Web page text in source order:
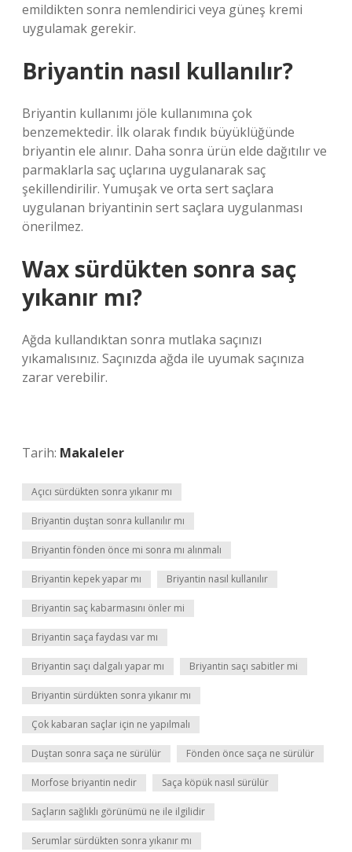
emildikten sonra nemlendirici veya güneş kremi
uygulamak gerekir.
Briyantin nasıl kullanılır?
Briyantin kullanımı jöle kullanımına çok
benzemektedir. İlk olarak fındık büyüklüğünde
briyantin ele alınır. Daha sonra ürün elde dağıtılır ve
parmaklarla saç uçlarına uygulanarak saç
şekillendirilir. Yumuşak ve orta sert saçlara
uygulanan briyantinin sert saçlara uygulanması
önerilmez.
Wax sürdükten sonra saç
yıkanır mı?
Ağda kullandıktan sonra mutlaka saçınızı
yıkamalısınız. Saçınızda ağda ile uyumak saçınıza
zarar verebilir.
Tarih: Makaleler
Açıcı sürdükten sonra yıkanır mı
Briyantin duştan sonra kullanılır mı
Briyantin fönden önce mi sonra mı alınmalı
Briyantin kepek yapar mı Briyantin nasıl kullanılır
Briyantin saç kabarmasını önler mi
Briyantin saça faydası var mı
Briyantin saçı dalgalı yapar mı Briyantin saçı sabitler mi
Briyantin sürdükten sonra yıkanır mı
Çok kabaran saçlar için ne yapılmalı
Duştan sonra saça ne sürülür Fönden önce saça ne sürülür
Morfose briyantin nedir Saça köpük nasıl sürülür
Saçların sağlıklı görünümü ne ile ilgilidir
Serumlar sürdükten sonra yıkanır mı